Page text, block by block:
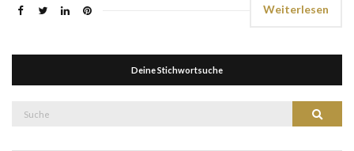
Weiterlesen
Deine Stichwortsuche
Suche
Suche